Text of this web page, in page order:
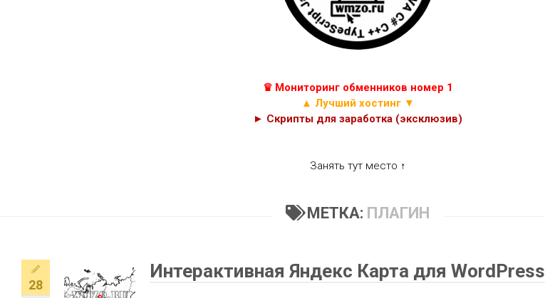
ИГР
СКРИПТЫ
ЭКОНОМИЧЕСКИХ
♛ Мониторинг обменников номер 1
▲ Лучший хостинг ▼
► Скрипты для заработка (эксклюзив)
Занять тут место ↑
МЕТКА: ПЛАГИН
28
Интерактивная Яндекс Карта для WordPress